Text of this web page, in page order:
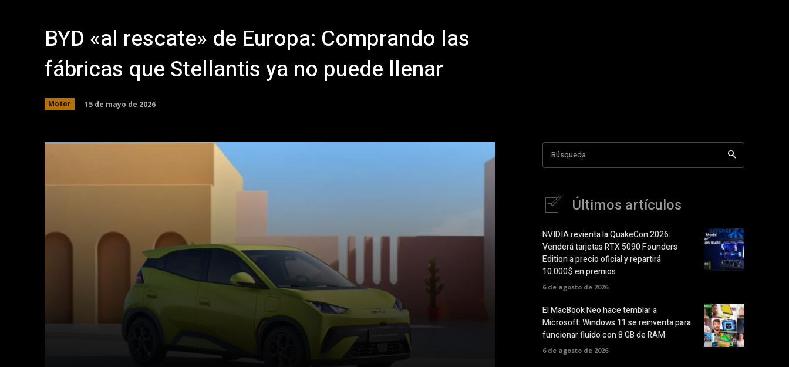
BYD «al rescate» de Europa: Comprando las
fábricas que Stellantis ya no puede llenar
Motor 15 de mayo de 2026
Búsqueda
Últimos artículos
NVIDIA revienta la QuakeCon 2026:
Venderá tarjetas RTX 5090 Founders
Edition a precio oficial y repartirá
10.000$ en premios
6 de agosto de 2026
El MacBook Neo hace temblar a
Microsoft: Windows 11 se reinventa para
funcionar fluido con 8 GB de RAM
6 de agosto de 2026